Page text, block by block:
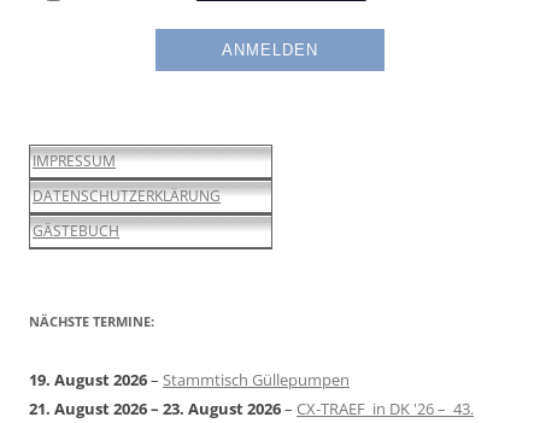
IMPRESSUM
DATENSCHUTZERKLÄRUNG
GÄSTEBUCH
NÄCHSTE TERMINE:
19. August 2026– Stammtisch Güllepumpen
21. August 2026– 23. August 2026– CX-TRAEF in DK '26 – 43.